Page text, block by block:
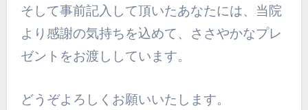
そして事前記入して頂いたあなたには、当院
より感謝の気持ちを込めて、ささやかなプレ
ゼントをお渡ししています。
どうぞよろしくお願いいたします。